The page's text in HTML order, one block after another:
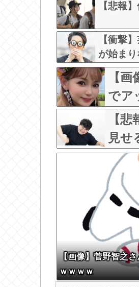
【悲報
【衝撃
が始ま
【
でア
【
見せ
w w
【画像】菅野智之
ｗｗｗｗ